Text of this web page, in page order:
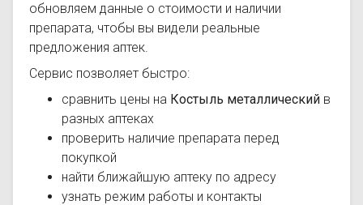
обновляем данные о стоимости и наличии
препарата, чтобы вы видели реальные
предложения аптек.
Сервис позволяет быстро:
сравнить цены на Костыль металлический в
разных аптеках
проверить наличие препарата перед
покупкой
найти ближайшую аптеку по адресу
узнать режим работы и контакты